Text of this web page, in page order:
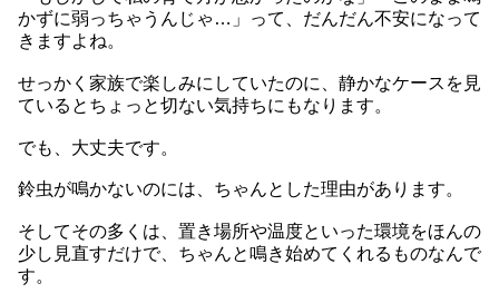
かずに弱っちゃうんじゃ…」って、だんだん不安になって
きますよね。
せっかく家族で楽しみにしていたのに、静かなケースを見
ているとちょっと切ない気持ちにもなります。
でも、大丈夫です。
鈴虫が鳴かないのには、ちゃんとした理由があります。
そしてその多くは、置き場所や温度といった環境をほんの
少し見直すだけで、ちゃんと鳴き始めてくれるものなんで
す。